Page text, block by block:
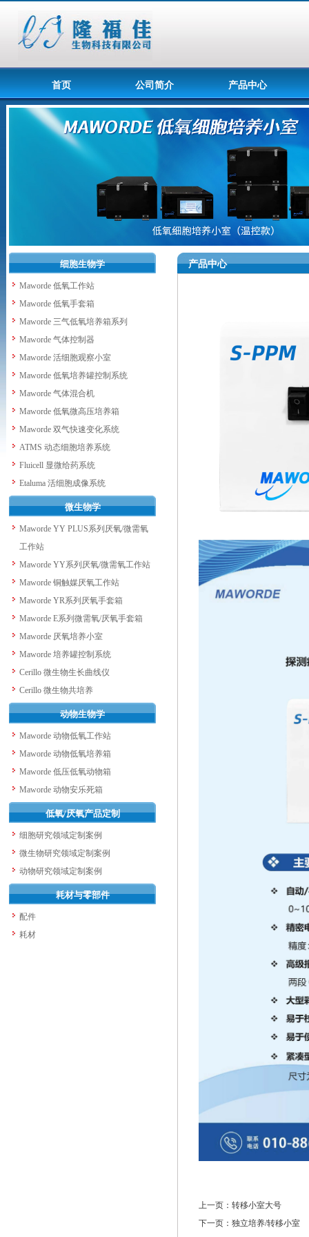
首页 公司简介 产品中心
产品中心
上一页： 转移小室大号
下一页： 独立培养/转移小室
细胞生物学
Maworde 低氧工作站
Maworde 低氧手套箱
Maworde 三气低氧培养箱系列
Maworde 气体控制器
Maworde 活细胞观察小室
Maworde 低氧培养罐控制系统
Maworde 气体混合机
Maworde 低氧微高压培养箱
Maworde 双气快速变化系统
ATMS 动态细胞培养系统
Fluicell 显微给药系统
Etaluma 活细胞成像系统
微生物学
Maworde YY PLUS系列厌氧/微需氧
工作站
Maworde YY系列厌氧/微需氧工作站
Maworde 铜触媒厌氧工作站
Maworde YR系列厌氧手套箱
Maworde E系列微需氧/厌氧手套箱
Maworde 厌氧培养小室
Maworde 培养罐控制系统
Cerillo 微生物生长曲线仪
Cerillo 微生物共培养
动物生物学
Maworde 动物低氧工作站
Maworde 动物低氧培养箱
Maworde 低压低氧动物箱
Maworde 动物安乐死箱
低氧/厌氧产品定制
细胞研究领域定制案例
微生物研究领域定制案例
动物研究领域定制案例
耗材与零部件
配件
耗材